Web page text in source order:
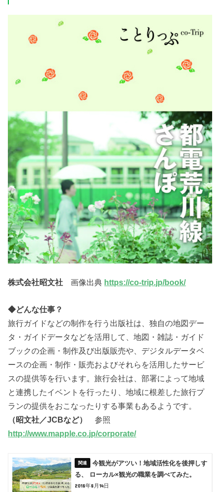
株式会社昭文社 画像出典 https://co-trip.jp/book/
◆どんな仕事？
旅行ガイドなどの制作を行う出版社は、独自の地図デー
タ・ガイドデータなどを活用して、地図・雑誌・ガイド
ブックの企画・制作及び出版販売や、デジタルデータベ
ースの企画・制作・販売およびそれらを活用したサービ
スの提供等を行います。旅行会社は、部署によって地域
と連携したイベントを行ったり、地域に根差した旅行プ
ランの提供をおこなったりする事業もあるようです。
（昭文社／JCBなど）
参照
http://www.mapple.co.jp/corporate/
今観光がアツい！地域活性化を後押しす
る、 ローカル×観光の職業を調べてみた。
2018年8月14日